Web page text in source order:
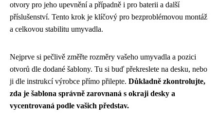
otvory pro jeho upevnění a případně i pro baterii a další
příslušenství. Tento krok je klíčový pro bezproblémovou montáž
a celkovou stabilitu umyvadla.
Nejprve si pečlivě změřte rozměry vašeho umyvadla a pozici
otvorů dle dodané šablony. Tu si buď překreslete na desku, nebo
ji dle instrukcí výrobce přímo přilepte. Důkladně zkontrolujte,
zda je šablona správně zarovnaná s okraji desky a
vycentrovaná podle vašich představ.